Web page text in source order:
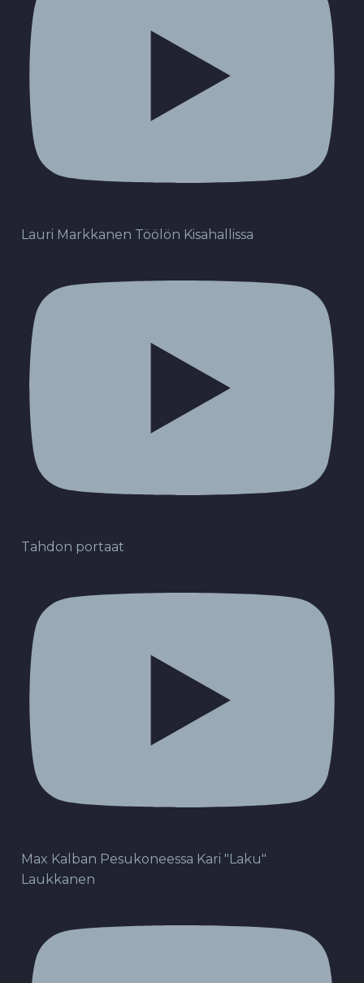
Lauri Markkanen Töölön Kisahallissa
Tahdon portaat
Max Kalban Pesukoneessa Kari "Laku"
Laukkanen